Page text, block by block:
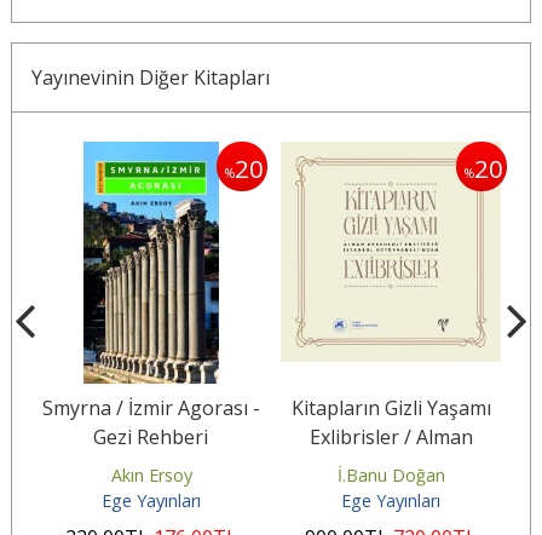
Yayınevinin Diğer Kitapları
%20
Smyrna / İzmir Agorası -
Gezi Rehberi
Akın Ersoy
Ege Yayınları
%20
Kitapların Gizli Yaşamı
Exlibrisler / Alman
Arkeoloji Enstitüsü
İstanbul...
İ.Banu Doğan
Ege Yayınları